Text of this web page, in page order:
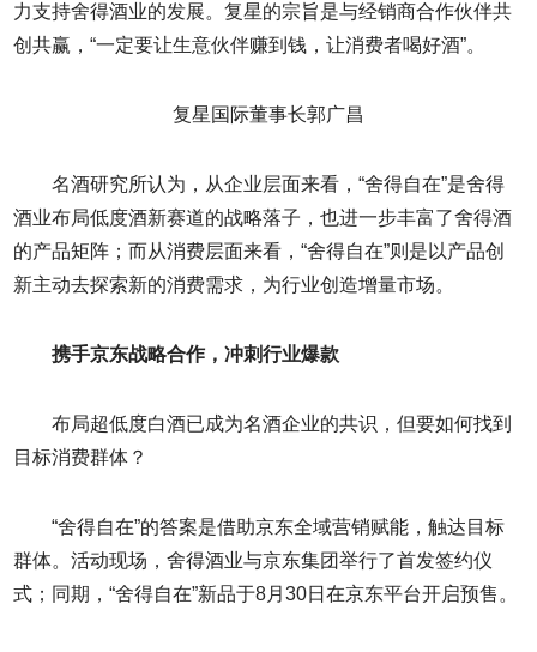
力支持舍得酒业的发展。复星的宗旨是与经销商合作伙伴共
创共赢，“一定要让生意伙伴赚到钱，让消费者喝好酒”。
复星国际董事长郭广昌
名酒研究所认为，从企业层面来看，“舍得自在”是舍得
酒业布局低度酒新赛道的战略落子，也进一步丰富了舍得酒
的产品矩阵；而从消费层面来看，“舍得自在”则是以产品创
新主动去探索新的消费需求，为行业创造增量市场。
携手京东战略合作，冲刺行业爆款
布局超低度白酒已成为名酒企业的共识，但要如何找到
目标消费群体？
“舍得自在”的答案是借助京东全域营销赋能，触达目标
群体。活动现场，舍得酒业与京东集团举行了首发签约仪
式；同期，“舍得自在”新品于8月30日在京东平台开启预售。